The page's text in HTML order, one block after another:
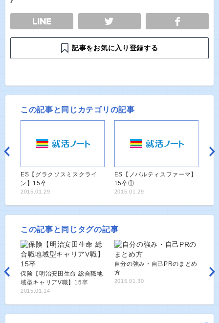
TWEET
記事をお気に入り登録する
この記事と同じカテゴリの記事
ES【グラクソスミスクライ
ン】15卒
2015.01.29
ES【ノバルティスファーマ】
15卒①
2015.01.29
この記事と同じタグの記事
保険【明治安田生命 総合職地
域型キャリアV職】15卒
2015.01.14
自分の強み・自己PRのまとめ
方
2015.01.30